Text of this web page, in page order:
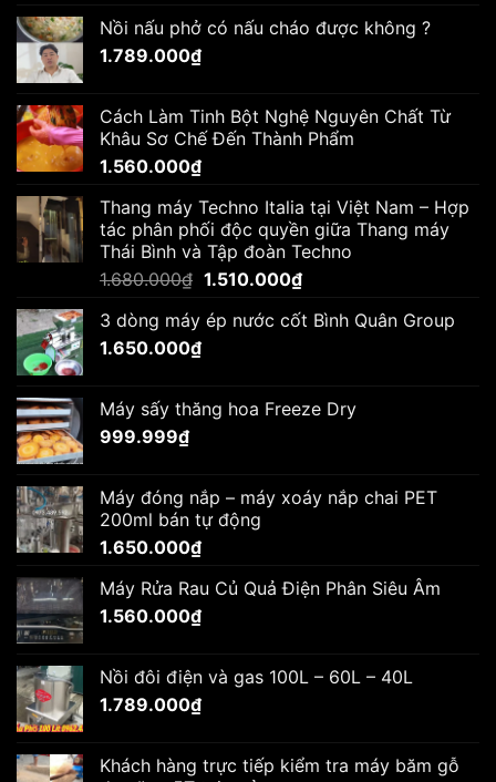
Nồi nấu phở có nấu cháo được không ?
1.789.000₫
Cách Làm Tinh Bột Nghệ Nguyên Chất Từ
Khâu Sơ Chế Đến Thành Phẩm
1.560.000₫
Thang máy Techno Italia tại Việt Nam – Hợp
tác phân phối độc quyền giữa Thang máy
Thái Bình và Tập đoàn Techno
1.680.000₫ Giá
là:
1.510.000₫Giá
tại
3 dòng máy ép nước cốt Bình Quân Group
1.650.000₫
Máy sấy thăng hoa Freeze Dry
999.999₫
Máy đóng nắp – máy xoáy nắp chai PET
200ml bán tự động
1.650.000₫
Máy Rửa Rau Củ Quả Điện Phân Siêu Âm
1.560.000₫
Nồi đôi điện và gas 100L – 60L – 40L
1.789.000₫
Khách hàng trực tiếp kiểm tra máy băm gỗ